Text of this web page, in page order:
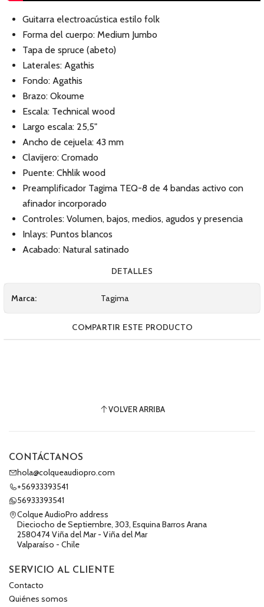
Guitarra electroacústica estilo folk
Forma del cuerpo: Medium Jumbo
Tapa de spruce (abeto)
Laterales: Agathis
Fondo: Agathis
Brazo: Okoume
Escala: Technical wood
Largo escala: 25,5"
Ancho de cejuela: 43 mm
Clavijero: Cromado
Puente: Chhlik wood
Preamplificador Tagima TEQ-8 de 4 bandas activo con
afinador incorporado
Controles: Volumen, bajos, medios, agudos y presencia
Inlays: Puntos blancos
Acabado: Natural satinado
DETALLES
Marca: Tagima
COMPARTIR ESTE PRODUCTO
VOLVER ARRIBA
CONTÁCTANOS
hola@colqueaudiopro.com
+56933393541
56933393541
Colque AudioPro address
Dieciocho de Septiembre, 303, Esquina Barros Arana
2580474 Viña del Mar - Viña del Mar
Valparaíso - Chile
SERVICIO AL CLIENTE
Contacto
Quiénes somos